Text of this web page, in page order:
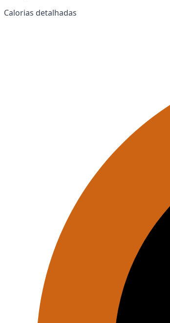
Calorias detalhadas